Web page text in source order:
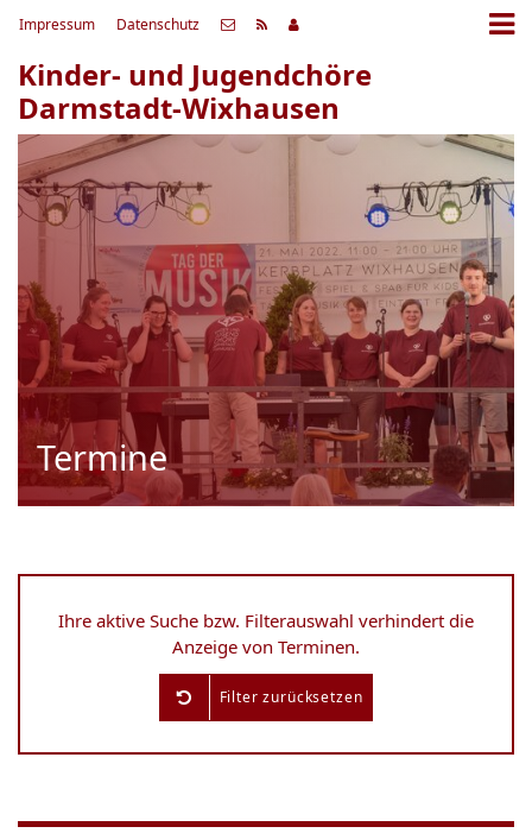
Impressum Datenschutz
Kinder- und Jugendchöre
Darmstadt-Wixhausen
Termine
Ihre aktive Suche bzw. Filterauswahl verhindert die
Anzeige von Terminen.
Filter zurücksetzen